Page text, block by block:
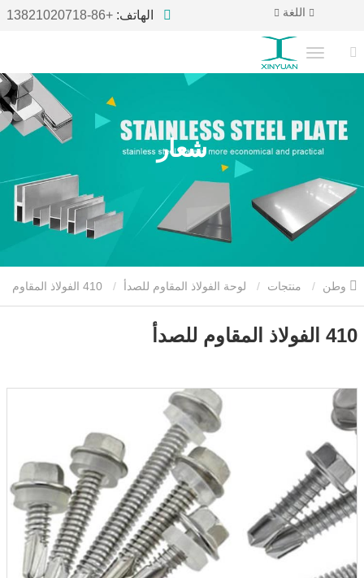
الهاتف: +86-13821020718 اللغة
شعار
منتجات لوحة الفولاذ المقاوم للصدأ 410 الفولاذ المقاوم
410 الفولاذ المقاوم للصدأ